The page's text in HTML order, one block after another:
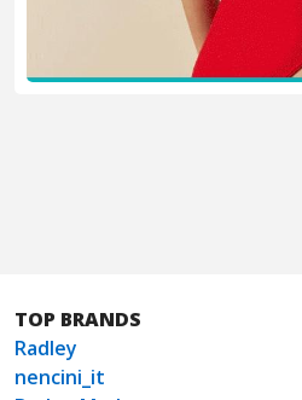
TOP BRANDS
Radley
nencini_it